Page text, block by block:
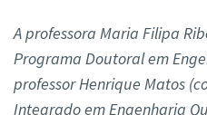
A professora Maria Filipa
Programa Doutoral em
professor Henrique Matos
Integrado em Engenharia